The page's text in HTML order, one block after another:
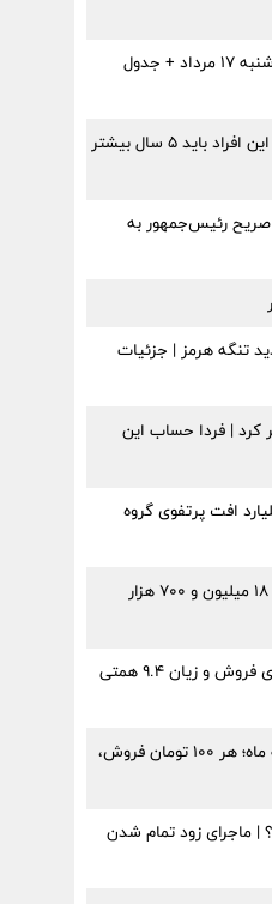
جزئیات ثبت‌نام کوییک S سایپا از شنبه ۱۷ مرداد + جدول
شرط جدید بازنشستگی اجرایی شد؛ این افراد باید ۵ سال بیشتر
رئیس‌جمهور به
تنگه هرمز | جزئیات
کالابرگ مرداد ۱۴۰۵ تغییر کرد | فردا حساب این
سود معاملاتی، ۲۶۵۱ میلیارد افت پرتفوی گروه
قیمت طلا امروز ۱۵ مرداد ۱۴۰۵؛ طلا ۱۸ میلیون و ۷۰۰ هزار
سایپا زیر تیغ اعداد؛ افت ۲۵ درصدی فروش و زیان ۹.۴ همتی
زیان ۲۲.۵ همتی ایران‌خودرو در سه ماه؛ هر ۱۰۰ تومان فروش،
| ماجرای زود تمام شدن